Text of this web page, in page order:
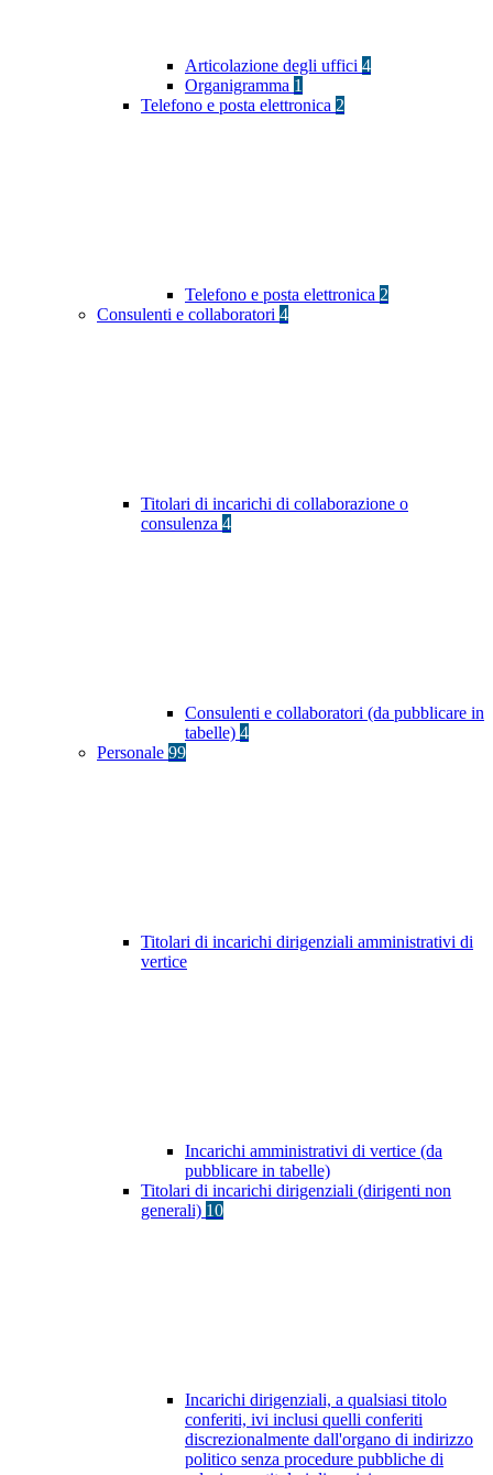
Articolazione degli uffici 4
Organigramma 1
Telefono e posta elettronica 2
Telefono e posta elettronica 2
Consulenti e collaboratori 4
Titolari di incarichi di collaborazione o
consulenza 4
Consulenti e collaboratori (da pubblicare in
tabelle) 4
Personale 99
Titolari di incarichi dirigenziali amministrativi di
vertice
Incarichi amministrativi di vertice (da
pubblicare in tabelle)
Titolari di incarichi dirigenziali (dirigenti non
generali) 10
Incarichi dirigenziali, a qualsiasi titolo
conferiti, ivi inclusi quelli conferiti
discrezionalmente dall'organo di indirizzo
politico senza procedure pubbliche di